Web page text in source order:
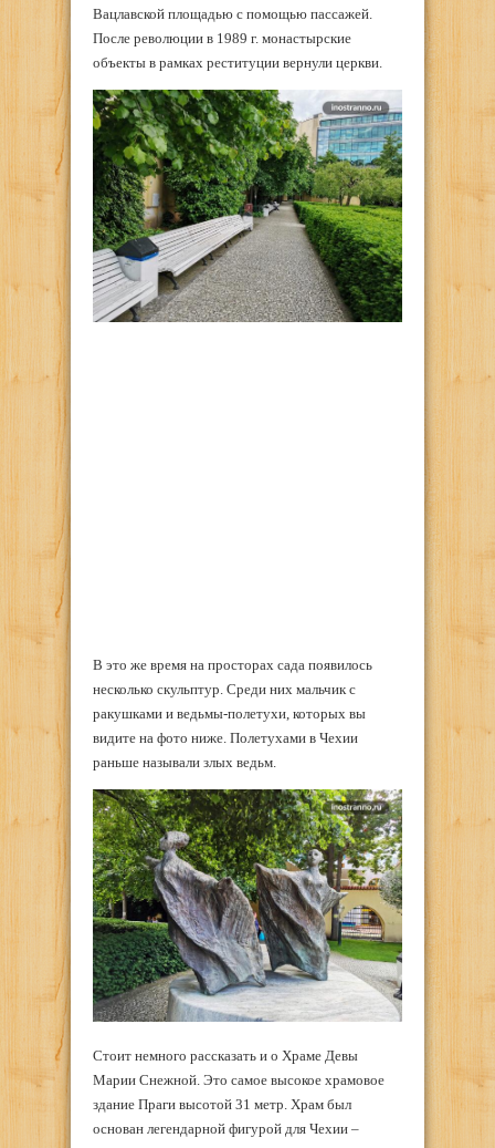
Вацлавской площадью с помощью пассажей.
После революции в 1989 г. монастырские
объекты в рамках реституции вернули церкви.
В это же время на просторах сада появилось
несколько скульптур. Среди них мальчик с
ракушками и ведьмы-полетухи, которых вы
видите на фото ниже. Полетухами в Чехии
раньше называли злых ведьм.
Стоит немного рассказать и о Храме Девы
Марии Снежной. Это самое высокое храмовое
здание Праги высотой 31 метр. Храм был
основан легендарной фигурой для Чехии –